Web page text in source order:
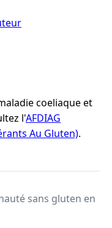
coeliaque et
l'AFDIAG
Au Gluten).
sans gluten en